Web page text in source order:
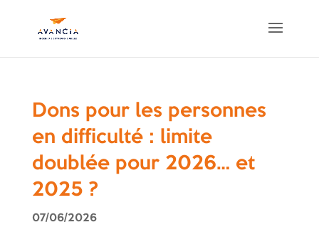
Dons pour les personnes
en difficulté : limite
doublée pour 2026… et
2025 ?
07/06/2026